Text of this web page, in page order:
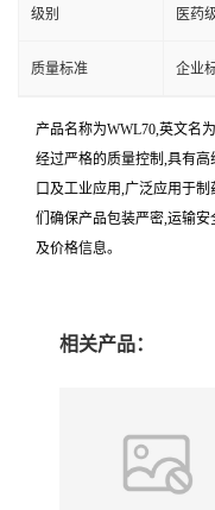
级别 医药
质量标准 企业
产品名称为WWL70,英文名
经过严格的质量控制,具有
口及工业应用,广泛应用于
们确保产品包装严密,运输
及价格信息。
相关产品：